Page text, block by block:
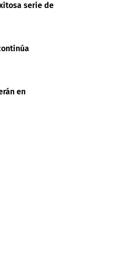
serie de
en